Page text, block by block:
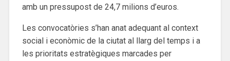
amb un pressupost de 24,7 milions d’euros.
Les convocatòries s’han anat adequant al context
social i econòmic de la ciutat al llarg del temps i a
les prioritats estratègiques marcades per